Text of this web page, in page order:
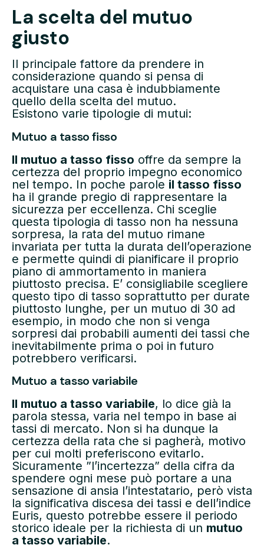
La scelta del mutuo
giusto
Il principale fattore da prendere in
considerazione quando si pensa di
acquistare una casa è indubbiamente
quello della scelta del mutuo.
Esistono varie tipologie di mutui:
Mutuo a tasso fisso
Il mutuo a tasso fisso offre da sempre la
certezza del proprio impegno economico
nel tempo. In poche parole il tasso fisso
ha il grande pregio di rappresentare la
sicurezza per eccellenza. Chi sceglie
questa tipologia di tasso non ha nessuna
sorpresa, la rata del mutuo rimane
invariata per tutta la durata dell’operazione
e permette quindi di pianificare il proprio
piano di ammortamento in maniera
piuttosto precisa. E’ consigliabile scegliere
questo tipo di tasso soprattutto per durate
piuttosto lunghe, per un mutuo di 30 ad
esempio, in modo che non si venga
sorpresi dai probabili aumenti dei tassi che
inevitabilmente prima o poi in futuro
potrebbero verificarsi.
Mutuo a tasso variabile
Il mutuo a tasso variabile, lo dice già la
parola stessa, varia nel tempo in base ai
tassi di mercato. Non si ha dunque la
certezza della rata che si pagherà, motivo
per cui molti preferiscono evitarlo.
Sicuramente ”l’incertezza” della cifra da
spendere ogni mese può portare a una
sensazione di ansia l’intestatario, però vista
la significativa discesa dei tassi e dell’indice
Euris, questo potrebbe essere il periodo
storico ideale per la richiesta di un mutuo
a tasso variabile.